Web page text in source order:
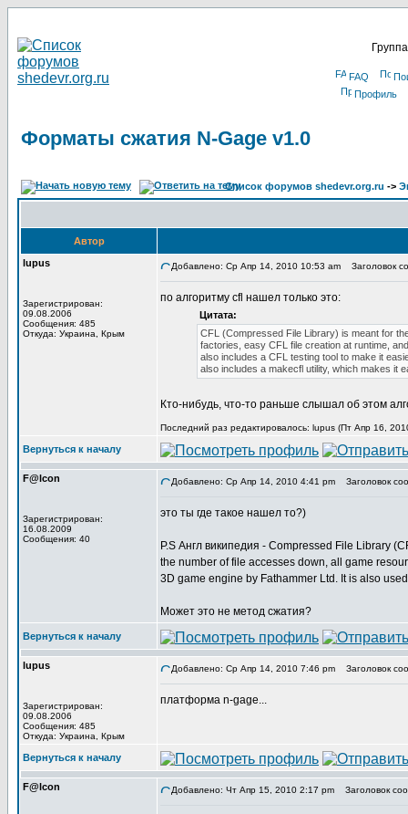
FAQ
Профиль
Форматы сжатия N-Gage v1.0
Список форумов shedevr.org.ru ->
Автор
lupus
Зарегистрирован:
09.08.2006
Сообщения: 485
Откуда: Украина, Крым
Добавлено: Ср Апр 14, 2010 10:53 am Заголовок
по алгоритму cfl нашел только это:
Цитата:
CFL (Compressed File Library) is meant for
factories, easy CFL file creation at runtime,
also includes a CFL testing tool to make it
also includes a makecfl utility, which makes it
Кто-нибудь, что-то раньше слышал об этом
Последний раз редактировалось: lupus (Пт Апр 16,
Вернуться к началу
F@lcon
Зарегистрирован:
16.08.2009
Сообщения: 40
Добавлено: Ср Апр 14, 2010 4:41 pm Заголовок
это ты где такое нашел то?)
P.S Англ википедия - Compressed File Library
the number of file accesses down, all game
3D game engine by Fathammer Ltd. It is also
Может это не метод сжатия?
Вернуться к началу
lupus
Зарегистрирован:
09.08.2006
Сообщения: 485
Откуда: Украина, Крым
Добавлено: Ср Апр 14, 2010 7:46 pm Заголовок
платформа n-gage...
Вернуться к началу
F@lcon Добавлено: Чт Апр 15, 2010 2:17 pm Заголовок